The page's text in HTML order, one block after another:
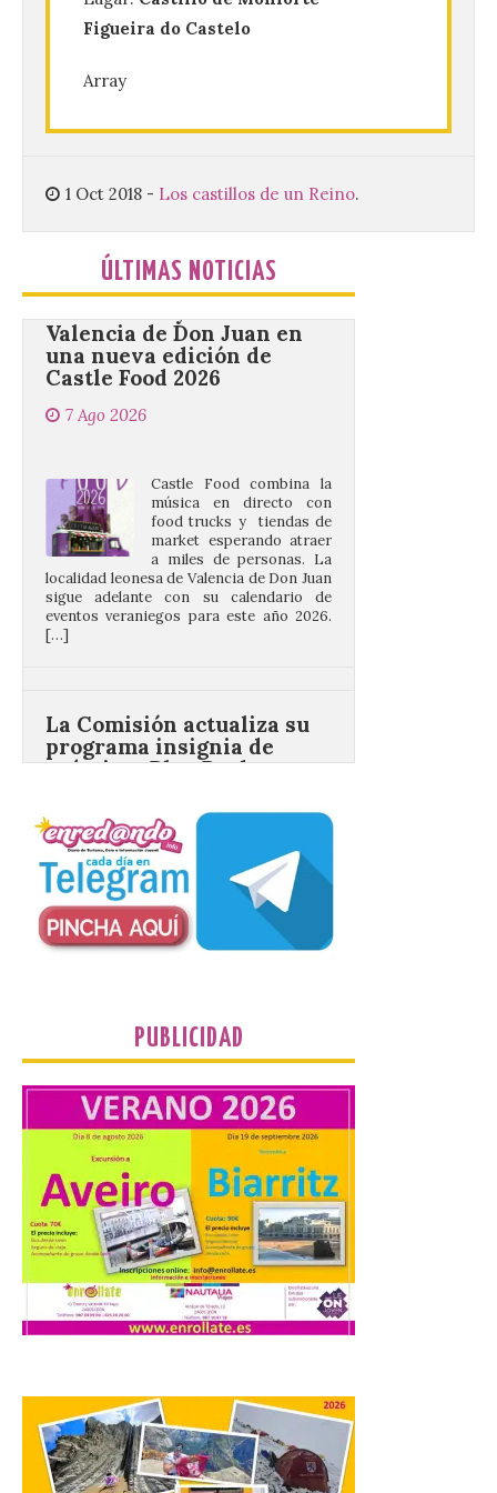
Figueira do Castelo
Array
1 Oct 2018 - Los castillos de un Reino.
ÚLTIMAS NOTICIAS
Conferencia de Victorina
Alonso, sobre la
exposición de fotografía. Este viernes, 7
Food trucks y música en
Valencia de Don Juan en
una nueva edición de
Castle Food 2026
7 Ago 2026
market esperando atraer
a miles de personas. La
localidad leonesa de Valencia de Don Juan
sigue adelante con su calendario de
eventos veraniegos para este año 2026.
[…]
prácticas Blue Book,
abriéndolo a titulados de
EFP
Las solicitudes estarán
abiertas del 22 de julio al 4
de septiembre de 2026.
Bruselas, 6 de agosto de
2026.- La Comisión
Despega el primer avión
de Iberia con wifi de alta
velocidad gratuito de
Starlink
6 Ago 2026
Iberia se convierte en la
primera aerolínea
española en ofrecer wifi a
bordo de Starlink, la
por SpaceX. La incorporación de esta
tecnología forma parte del compromiso
de Iberia con la innovación […]
PUBLICIDAD